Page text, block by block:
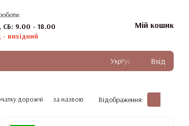
СБ: 9.00 - 18.00
вихідний
Мій кошик
УкрРус Вхід
дорожчі за назвою Відображення: